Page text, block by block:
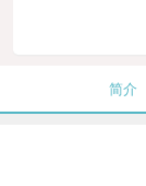
简介